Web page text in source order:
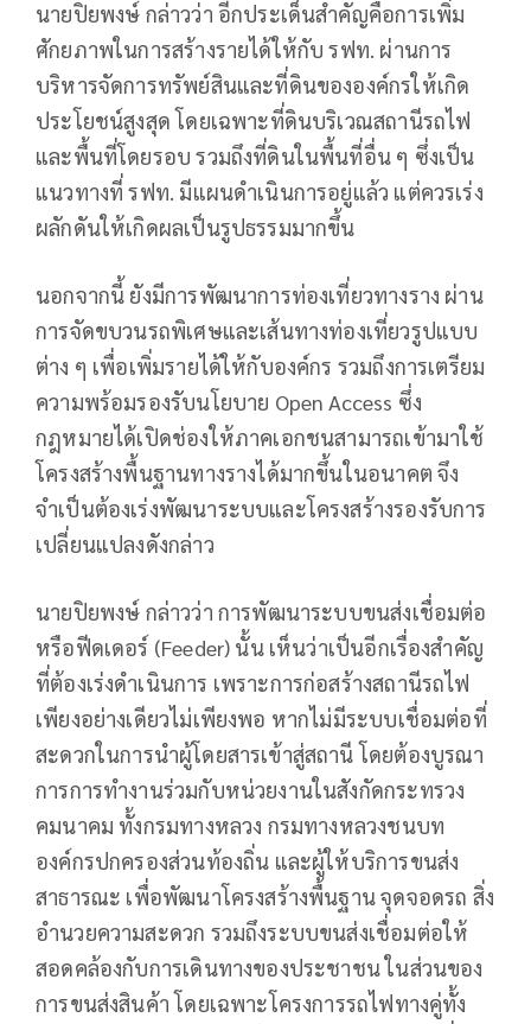
นายปิยพงษ์ กล่าวว่า อีกประเด็นสำคัญคือการเพิ่ม
ศักยภาพในการสร้างรายได้ให้กับ รฟท. ผ่านการ
บริหารจัดการทรัพย์สินและที่ดินขององค์กรให้เกิด
ประโยชน์สูงสุด โดยเฉพาะที่ดินบริเวณสถานีรถไฟ
และพื้นที่โดยรอบ รวมถึงที่ดินในพื้นที่อื่น ๆ ซึ่งเป็น
แนวทางที่ รฟท. มีแผนดำเนินการอยู่แล้ว แต่ควรเร่ง
ผลักดันให้เกิดผลเป็นรูปธรรมมากขึ้น
นอกจากนี้ ยังมีการพัฒนาการท่องเที่ยวทางราง ผ่าน
การจัดขบวนรถพิเศษและเส้นทางท่องเที่ยวรูปแบบ
ต่าง ๆ เพื่อเพิ่มรายได้ให้กับองค์กร รวมถึงการเตรียม
ความพร้อมรองรับนโยบาย Open Access ซึ่ง
กฎหมายได้เปิดช่องให้ภาคเอกชนสามารถเข้ามาใช้
โครงสร้างพื้นฐานทางรางได้มากขึ้นในอนาคต จึง
จำเป็นต้องเร่งพัฒนาระบบและโครงสร้างรองรับการ
เปลี่ยนแปลงดังกล่าว
นายปิยพงษ์ กล่าวว่า การพัฒนาระบบขนส่งเชื่อมต่อ
หรือฟีดเดอร์ (Feeder) นั้น เห็นว่าเป็นอีกเรื่องสำคัญ
ที่ต้องเร่งดำเนินการ เพราะการก่อสร้างสถานีรถไฟ
เพียงอย่างเดียวไม่เพียงพอ หากไม่มีระบบเชื่อมต่อที่
สะดวกในการนำผู้โดยสารเข้าสู่สถานี โดยต้องบูรณา
การการทำงานร่วมกับหน่วยงานในสังกัดกระทรวง
คมนาคม ทั้งกรมทางหลวง กรมทางหลวงชนบท
องค์กรปกครองส่วนท้องถิ่น และผู้ให้บริการขนส่ง
สาธารณะ เพื่อพัฒนาโครงสร้างพื้นฐาน จุดจอดรถ สิ่ง
อำนวยความสะดวก รวมถึงระบบขนส่งเชื่อมต่อให้
สอดคล้องกับการเดินทางของประชาชน ในส่วนของ
การขนส่งสินค้า โดยเฉพาะโครงการรถไฟทางคู่ทั้ง